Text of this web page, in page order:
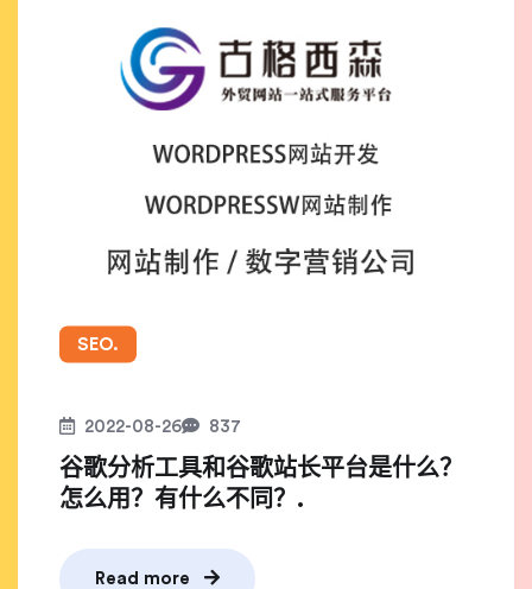
SEO.
2022-08-26 837
谷歌分析工具和谷歌站长平台是什么？
怎么用？有什么不同？.
Read more